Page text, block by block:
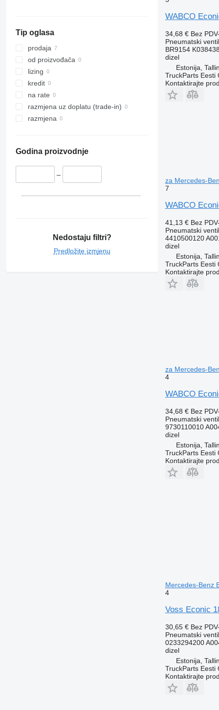
Tip oglasa
prodaja
od proizvođača
lizing
kredit
na rate
razmjena uz doplatu (trade-in)
razmjena
Godina proizvodnje
–
Nedostaju filtri?
Predložite izmjenu
WABCO
34,68 € Bez
Pneumatski ventil
BR9154
dizel
Estonija,
TruckParts Eesti
Kontaktirajte
za Mercedes-
7
WABCO
41,13 € Bez
Pneumatski ventil
4410500120
dizel
Estonija,
TruckParts Eesti
Kontaktirajte
za Mercedes-
4
WABCO
34,68 € Bez
Pneumatski ventil
9730110010
dizel
Estonija,
TruckParts Eesti
Kontaktirajte
Mercedes-Benz
4
Voss Econic
30,65 € Bez
Pneumatski ventil
0233294200
dizel
Estonija,
TruckParts Eesti
Kontaktirajte